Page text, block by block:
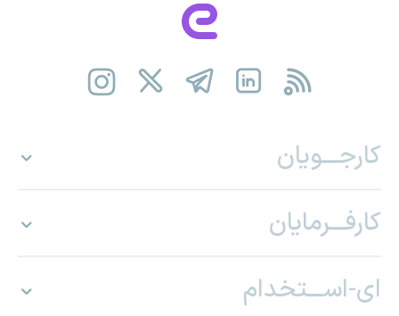
کارجـــویان
کارفـــرمایان
ای-اســـتخدام